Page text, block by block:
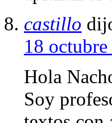
castillo
18
Hola
Soy